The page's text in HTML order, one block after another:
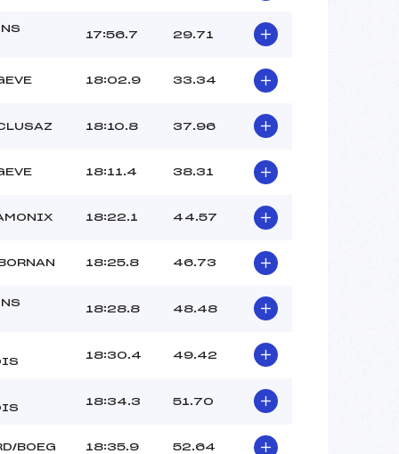
17:56.7 29.71
18:02.9 33.34
18:10.8 37.96
18:11.4 38.31
18:22.1 44.57
18:25.8 46.73
18:28.8 48.48
18:30.4 49.42
18:34.3 51.70
BOEG 18:35.9 52.64